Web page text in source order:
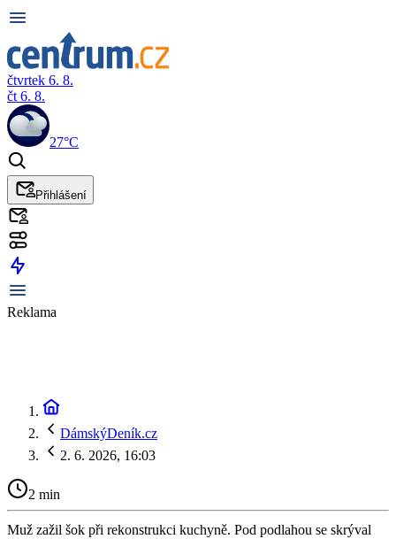
čtvrtek 6. 8.
čt 6. 8.
27°C
Přihlášení
Reklama
DámskýDeník.cz
2. 6. 2026, 16:03
2 min
Muž zažil šok při rekonstrukci kuchyně. Pod podlahou se skrýval